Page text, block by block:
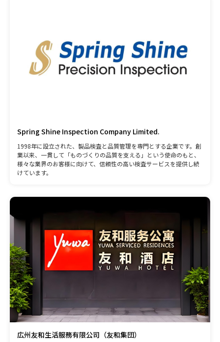
Spring Shine Inspection Company Limited.
1998年に設立された、製品検査と品質管理を専門とする企業です。創
業以来、一貫して「ものづくりの品質を支える」という使命のもと、
様々な業界のお客様に向けて、信頼性の高い検査サービスを提供し続
けています。
広州友和生活服務有限公司（友和集団）